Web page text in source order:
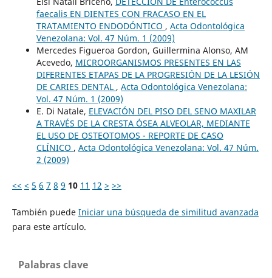
faecalis EN DIENTES CON FRACASO EN EL
TRATAMIENTO ENDODÓNTICO , Acta Odontológica
Venezolana: Vol. 47 Núm. 1 (2009)
Mercedes Figueroa Gordon, Guillermina Alonso, AM
Acevedo, MICROORGANISMOS PRESENTES EN LAS
DIFERENTES ETAPAS DE LA PROGRESIÓN DE LA LESIÓN
DE CARIES DENTAL , Acta Odontológica Venezolana:
Vol. 47 Núm. 1 (2009)
E. Di Natale, ELEVACIÓN DEL PISO DEL SENO MAXILAR
A TRAVÉS DE LA CRESTA ÓSEA ALVEOLAR, MEDIANTE
EL USO DE OSTEOTOMOS - REPORTE DE CASO
CLÍNICO , Acta Odontológica Venezolana: Vol. 47 Núm.
2 (2009)
<< < 5 6 7 8 9 10 11 12 > >>
También puede Iniciar una búsqueda de similitud avanzada
para este artículo.
Palabras clave